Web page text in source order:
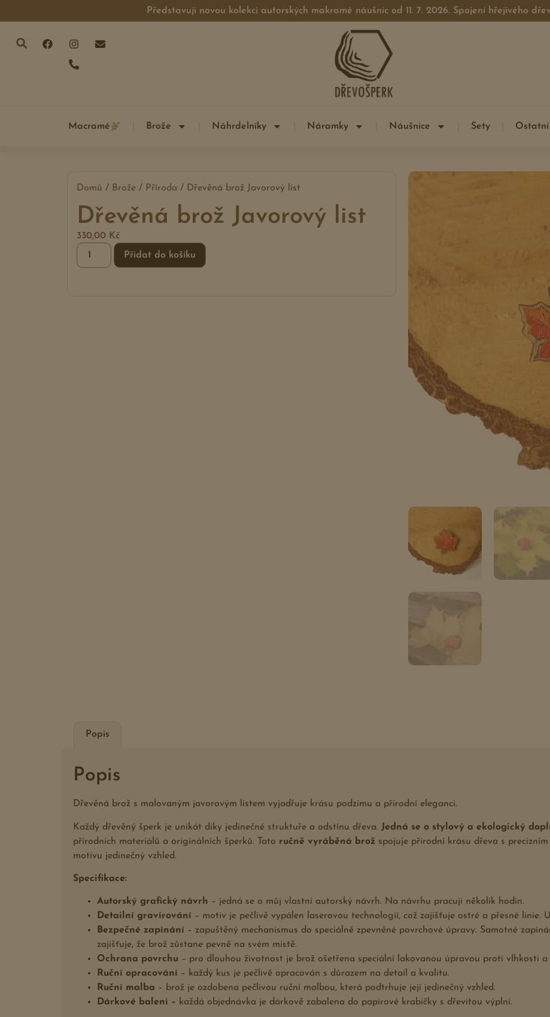
Představuji novou kolekci autorských makramé náušnic od 11. 7. 2026. Spojení hřejivého
Macramé Brože Náhrdelníky Náramky Náušnice Sety Ostatní
Domů / Brože / Příroda / Dřevěná brož Javorový list
Dřevěná brož Javorový list
330,00 Kč
Přidat do košíku
Popis
Popis
Dřevěná brož s malovaným javorovým listem vyjadřuje krásu podzimu a přírodní eleganci.
Každý dřevěný šperk je unikát díky jedinečné struktuře a odstínu dřeva. Jedná se o stylový a ekologický
přírodních materiálů a originálních šperků. Tato ručně vyráběná brož spojuje přírodní krásu dřeva s precizním
motivu jedinečný vzhled.
Specifikace:
Autorský grafický návrh – jedná se o můj vlastní autorský návrh. Na návrhu pracuji několik hodin.
Detailní gravírování – motiv je pečlivě vypálen laserovou technologií, což zajišťuje ostré a přesné linie.
Bezpečné zapínání – zapuštěný mechanismus do speciálně zpevněné povrchové úpravy. Samotné
zajišťuje, že brož zůstane pevně na svém místě.
Ochrana povrchu – pro dlouhou životnost je brož ošetřena speciální lakovanou úpravou proti vlhkosti a
Ruční opracování – každý kus je pečlivě opracován s důrazem na detail a kvalitu.
Ruční malba – brož je ozdobena pečlivou ruční malbou, která podtrhuje její jedinečný vzhled.
Dárkové balení – každá objednávka je dárkově zabalena do papírové krabičky s dřevitou výplní.